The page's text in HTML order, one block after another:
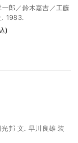
郎／鈴木嘉吉／工藤
. 1983.
)
邦 文. 早川良雄 装